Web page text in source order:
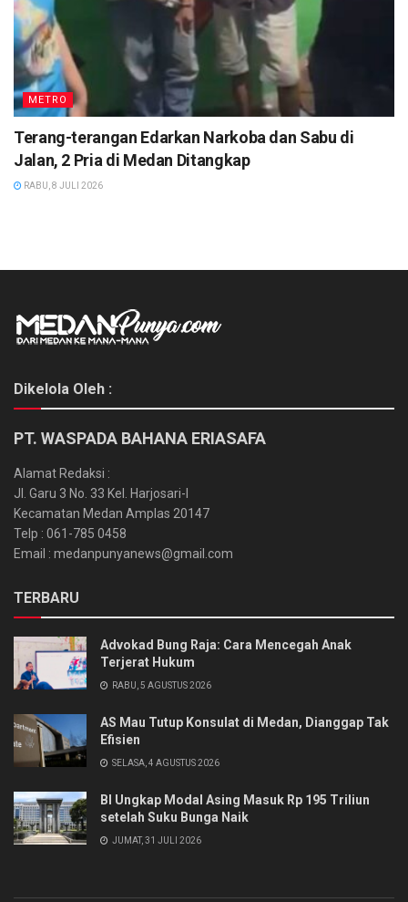
METRO
Terang-terangan Edarkan Narkoba dan Sabu di
Jalan, 2 Pria di Medan Ditangkap
RABU, 8 JULI 2026
Dikelola Oleh :
PT. WASPADA BAHANA ERIASAFA
Alamat Redaksi :
Jl. Garu 3 No. 33 Kel. Harjosari-I
Kecamatan Medan Amplas 20147
Telp : 061-785 0458
Email : medanpunyanews@gmail.com
TERBARU
Advokad Bung Raja: Cara Mencegah Anak
Terjerat Hukum
RABU, 5 AGUSTUS 2026
AS Mau Tutup Konsulat di Medan, Dianggap Tak
Efisien
SELASA, 4 AGUSTUS 2026
BI Ungkap Modal Asing Masuk Rp 195 Triliun
setelah Suku Bunga Naik
JUMAT, 31 JULI 2026